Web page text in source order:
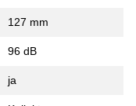
127 mm
96 dB
ja